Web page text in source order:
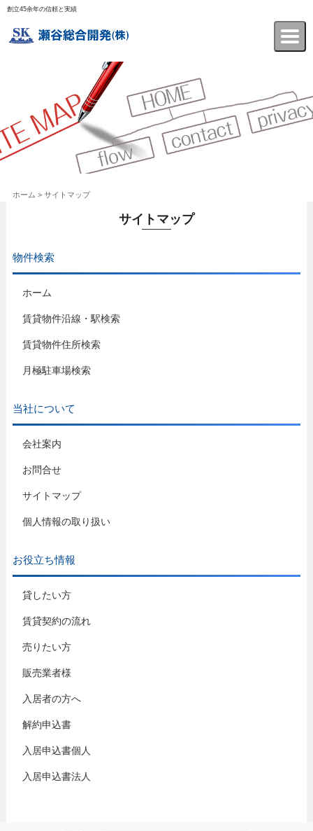
創立45余年の信頼と実績
ホーム > サイトマップ
サイトマップ
物件検索
ホーム
賃貸物件沿線・駅検索
賃貸物件住所検索
月極駐車場検索
当社について
会社案内
お問合せ
サイトマップ
個人情報の取り扱い
お役立ち情報
貸したい方
賃貸契約の流れ
売りたい方
販売業者様
入居者の方へ
解約申込書
入居申込書個人
入居申込書法人